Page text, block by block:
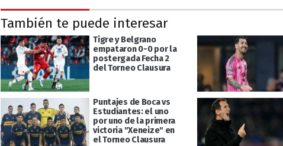
También te puede interesar
Tigre y Belgrano
empataron 0-0 por la
postergada Fecha 2
del Torneo Clausura
Puntajes de Boca vs
Estudiantes: el uno
por uno de la primera
victoria "Xeneize" en
el Torneo Clausura